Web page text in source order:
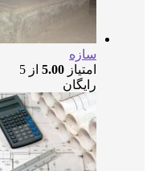
سازه
امتیاز 5.00 از 5
رایگان